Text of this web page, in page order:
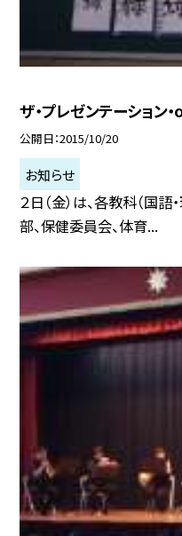
ザ・プレゼンテーション
公開日 2015/10/20
お知らせ
２日（金）は、各教科（国語
部、保健委員会、体育...